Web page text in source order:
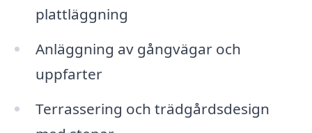
plattläggning
Anläggning av gångvägar och
uppfarter
Terrassering och trädgårdsdesign